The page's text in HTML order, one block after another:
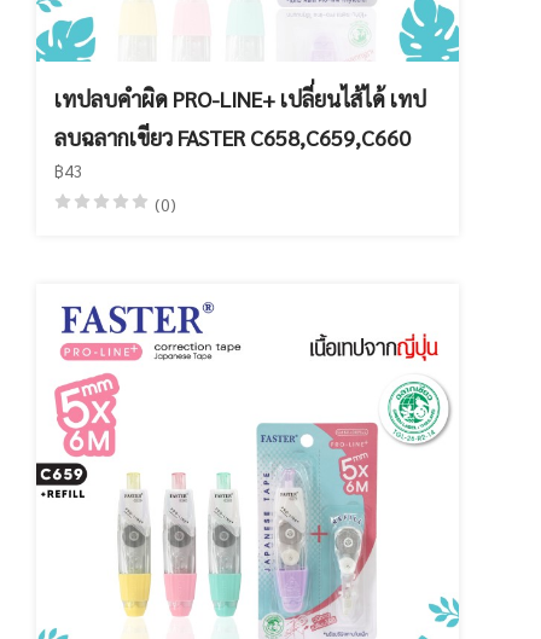
เทปลบคำผิด PRO-LINE+ เปลี่ยนไส้ได้ เทป
ลบฉลากเขียว FASTER C658,C659,C660
฿43
(0)